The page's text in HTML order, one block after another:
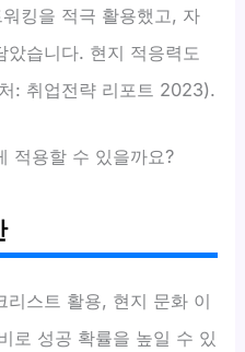
킹을 적극 활용했고, 자
았습니다. 현지 적응력도
: 취업전략 리포트 2023).
적용할 수 있을까요?
리스트 활용, 현지 문화 이
로 성공 확률을 높일 수 있